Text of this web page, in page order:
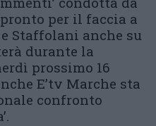
per il faccia a
Staffolani anche su
durante la
prossimo 16
E’tv Marche sta
confronto